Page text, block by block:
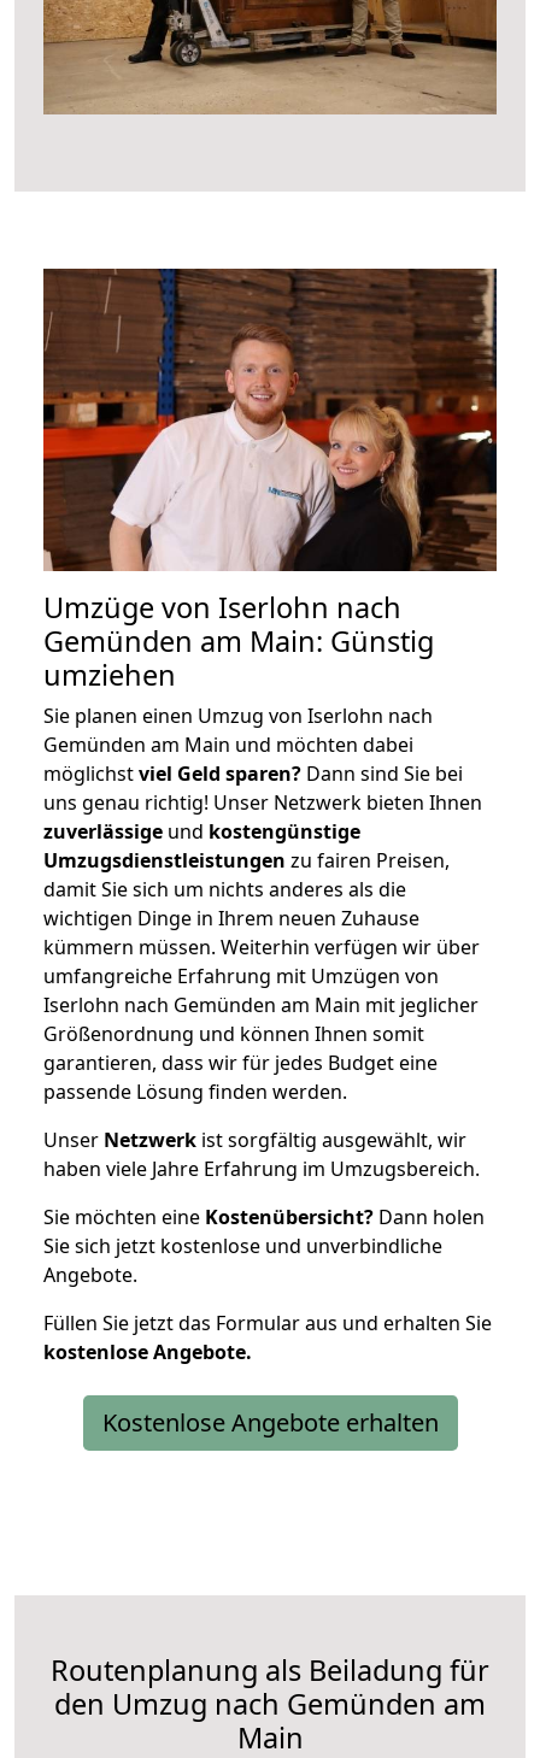
Umzüge von Iserlohn nach
Gemünden am Main: Günstig
umziehen
Sie planen einen Umzug von Iserlohn nach
Gemünden am Main und möchten dabei
möglichstviel Geld sparen? Dann sind Sie bei
uns genau richtig! Unser Netzwerk bieten Ihnen
zuverlässige und kostengünstige
Umzugsdienstleistungen zu fairen Preisen,
damit Sie sich um nichts anderes als die
wichtigen Dinge in Ihrem neuen Zuhause
kümmern müssen. Weiterhin verfügen wir über
umfangreiche Erfahrung mit Umzügen von
Iserlohn nach Gemünden am Main mit jeglicher
Größenordnung und können Ihnen somit
garantieren, dass wir für jedes Budget eine
passende Lösung finden werden.
Unser Netzwerk ist sorgfältig ausgewählt, wir
haben viele Jahre Erfahrung im Umzugsbereich.
Sie möchten eine Kostenübersicht? Dann holen
Sie sich jetzt kostenlose und unverbindliche
Angebote.
Füllen Sie jetzt das Formular aus und erhalten Sie
kostenloseAngebote.
Kostenlose Angebote erhalten
Routenplanung als Beiladung für
den Umzug nach Gemünden am
Main